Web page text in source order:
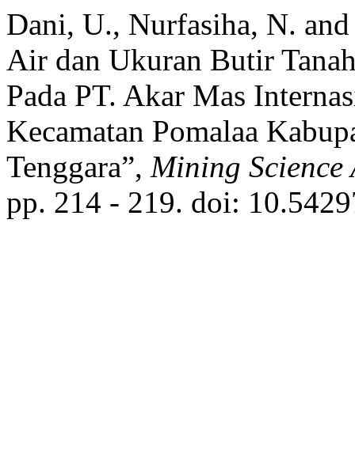
Dani, U., Nurfasiha, N.
Air dan Ukuran Butir
Pada PT. Akar Mas
Kecamatan Pomalaa
Tenggara”, Mining Science
pp. 214 - 219. doi: